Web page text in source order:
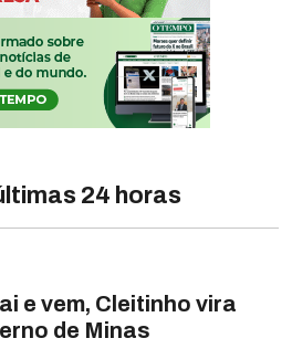
24 horas
e vem, Cleitinho vira
de Minas